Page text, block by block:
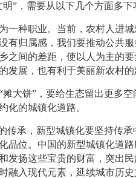
”，需要从以下几个方面多下
种职业。当前，农村人进城
有归属感，我们要推动公共服
之间的差距，使以人为主的
发展，也有利于美丽新农村的
饼”，要给生态留出更多空
化的城镇化道路。
承，新型城镇化要坚持传承
品位。中国的新型城镇化道
发扬这些宝贵的财富，突出
融入现代元素，延续城市历